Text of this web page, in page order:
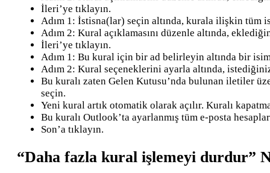
İleri’ye tıklayın.
Adım 1: İstisna(lar) seçin altında, kurala ilişkin tüm
Adım 2: Kural açıklamasını düzenle altında,
İleri’ye tıklayın.
Adım 1: Bu kural için bir ad belirleyin altında bir
Adım 2: Kural seçeneklerini ayarla altında,
Bu kuralı zaten Gelen Kutusu’nda bulunan iletiler
seçin.
Yeni kural artık otomatik olarak açılır. Kuralı
Bu kuralı Outlook’ta ayarlanmış tüm e-posta
Son’a tıklayın.
“Daha fazla kural işlemeyi durdur”